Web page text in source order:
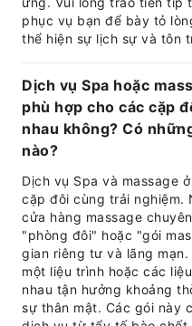
phục vụ bạn để bày tỏ
thể hiện sự lịch sự và tôn
Dịch vụ Spa hoặc
phù hợp cho các cặp
nhau không? Có
nào?
Dịch vụ Spa và massage
cặp đôi cùng trải nghiệm.
cửa hàng massage
"phòng đôi" hoặc "gói
gian riêng tư và lãng
một liệu trình hoặc các
nhau tận hưởng khoảng
sự thân mật. Các gói này